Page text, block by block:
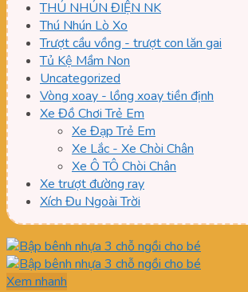
THÚ NHÚN ĐIỆN NK
Thú Nhún Lò Xo
Trượt cầu vồng - trượt con lăn gai
Tủ Kệ Mầm Non
Uncategorized
Vòng xoay - lồng xoay tiền định
Xe Đồ Chơi Trẻ Em
Xe Đạp Trẻ Em
Xe Lắc - Xe Chòi Chân
Xe Ô TÔ Chòi Chân
Xe trượt đường ray
Xích Đu Ngoài Trời
Xem nhanh